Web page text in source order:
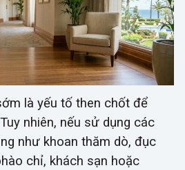
là yếu tố then chốt để
nhiên, nếu sử dụng các
như khoan thăm dò, đục
chỉ, khách sạn hoặc